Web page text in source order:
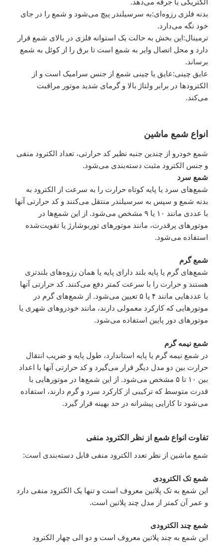
بدنه فلزی رزوه‌ای:به سرسیلندر پیچ می‌شود و شمع را در جای
خود نگه می‌دارد.
ترمینال:این بخش به حالت یک استوانه فلزی در بالای شمع قرار
دارد و محل اتصال وایر به شمع است تا برق را از کوئل به شمع
برساند.
عایق چینی:عایق یا چینی شمع از جنس سرامیک است و از
الکترودها در برابر ولتاژ بالا و گرمای شدید موتور مراقبت
می‌کند.
انواع شمع ماشین
شمع خودرو از چندین جنبه نظیر کد حرارتی، تعداد الکترود منفی
و جنس الکترود مثبت دسته‌بندی می‌شود.
شمع سرد
شمع‌های سرد یا پایه کوتاه حرارت را به سرعت از الکترود به
بدنه شمع و سپس به سرسیلندر منتقل می‌کنند و کد حرارتی آنها
با عددی مانند ۱۰ یا ۹ مشخص می‌شود. از این شمع‌ها در
موتورهای پرقدرت، مانند موتورهای توربوشارژ یا تقویت‌شده
استفاده می‌شود.
شمع گرم
شمع‌های گرم یا پایه بلند دارای پایه یا همان رزوه‌های بلندتری
هستند و حرارت را با سرعت کمتر دفع می‌کنند. کد حرارتی آنها
با عددهایی مانند ۴ یا ۵ تعیین می‌شود. از شمع‌های گرم در
موتورهایی که کارکرد معمولی دارند، مانند خودروهای شهری یا
موتورهای دور پایین استفاده می‌شود.
شمع نیمه گرم
در شمع نیمه گرم یا پایه استاندارد، طول پایه و ضریب انتقال
حرارت بین دو مدل دیگر قرار می‌گیرد و کد حرارتی آنها با اعداد
بین ۱۰ تا ۵ مشخص می‌شود. از این شمع‌ها در موتورهایی با
قدرت متوسط که ترکیبی از کارکرد سرد و گرم دارند، استفاده
می‌شود تا کارایی پیشرانه در حد بهینه قرار گیرد.
تفاوت انواع شمع از نظر الکترود منفی
شمع ماشین از نظر تعدد الکترود منفی قابل دسته‌بندی است:
شمع تک الکترودی
این شمع به تک پلاتین معروف است و تنها یک الکترود منفی دارد
و عمر آن کمتر از مدل چند پلاتین است.
شمع چند الکترودی
این شمع به چند پلاتین معروف است و دو الی چهار الکترود